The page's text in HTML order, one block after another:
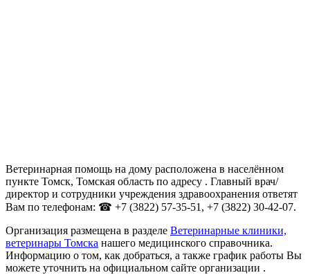
Ветеринарная помощь на дому расположена в населённом
пункте Томск, Томская область по адресу . Главный врач/
директор и сотрудники учреждения здравоохранения ответят
Вам по телефонам: ☎ +7 (3822) 57-35-51, +7 (3822) 30-42-07.
Организация размещена в разделе Ветеринарные клиники,
ветеринары Томска нашего медицинского справочника.
Информацию о том, как добраться, а также график работы Вы
можете уточнить на официальном сайте организации .